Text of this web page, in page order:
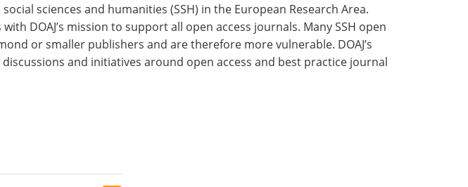
sciences and humanities (SSH) in the European Research Area.
DOAJ’s mission to support all open access journals. Many SSH open
or smaller publishers and are therefore more vulnerable. DOAJ’s
discussions and initiatives around open access and best practice journal